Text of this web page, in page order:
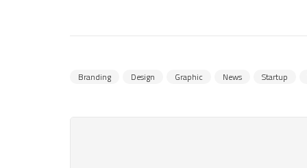
Branding Design Graphic News Startup